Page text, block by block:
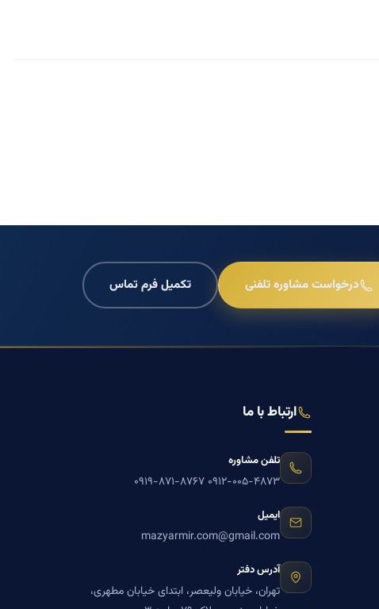
درخواست مشاوره تلفنی تکمیل فرم تماس
ارتباط با ما
تلفن مشاوره
۰۹۱۲-۰۰۵-۴۸۷۳ ۰۹۱۹-۸۷۱-۸۷۶۷
ایمیل
mazyarmir.com@gmail.com
آدرس دفتر
تهران، خیابان ولیعصر، ابتدای خیابان مطهری،